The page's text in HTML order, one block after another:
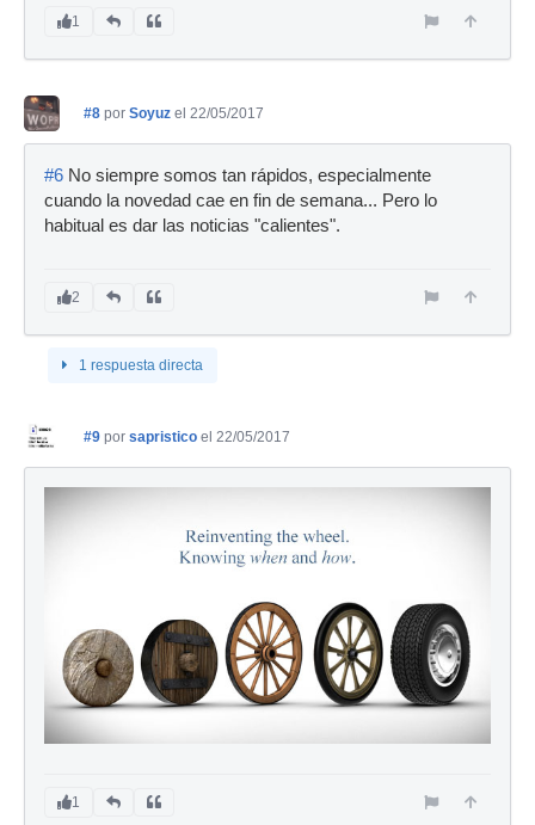
1
#8 por Soyuz el 22/05/2017
#6 No siempre somos tan rápidos, especialmente
cuando la novedad cae en fin de semana... Pero lo
habitual es dar las noticias "calientes".
2
1 respuesta directa
#9 por sapristico el 22/05/2017
1